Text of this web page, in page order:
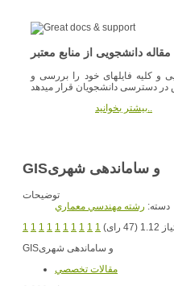
مقاله دانشجویی از منابع معتبر
و کلیه فایلهای خود را بررسی و
بیشتر بخوانید..
GISو ساماندهی شهری
توضیحات
دسته: رشته مهندسي معماري
1 1 1 1 1 1 1 1 1 1
(47 رای)
GISو ساماندهی شهری
مقالات تخصصي